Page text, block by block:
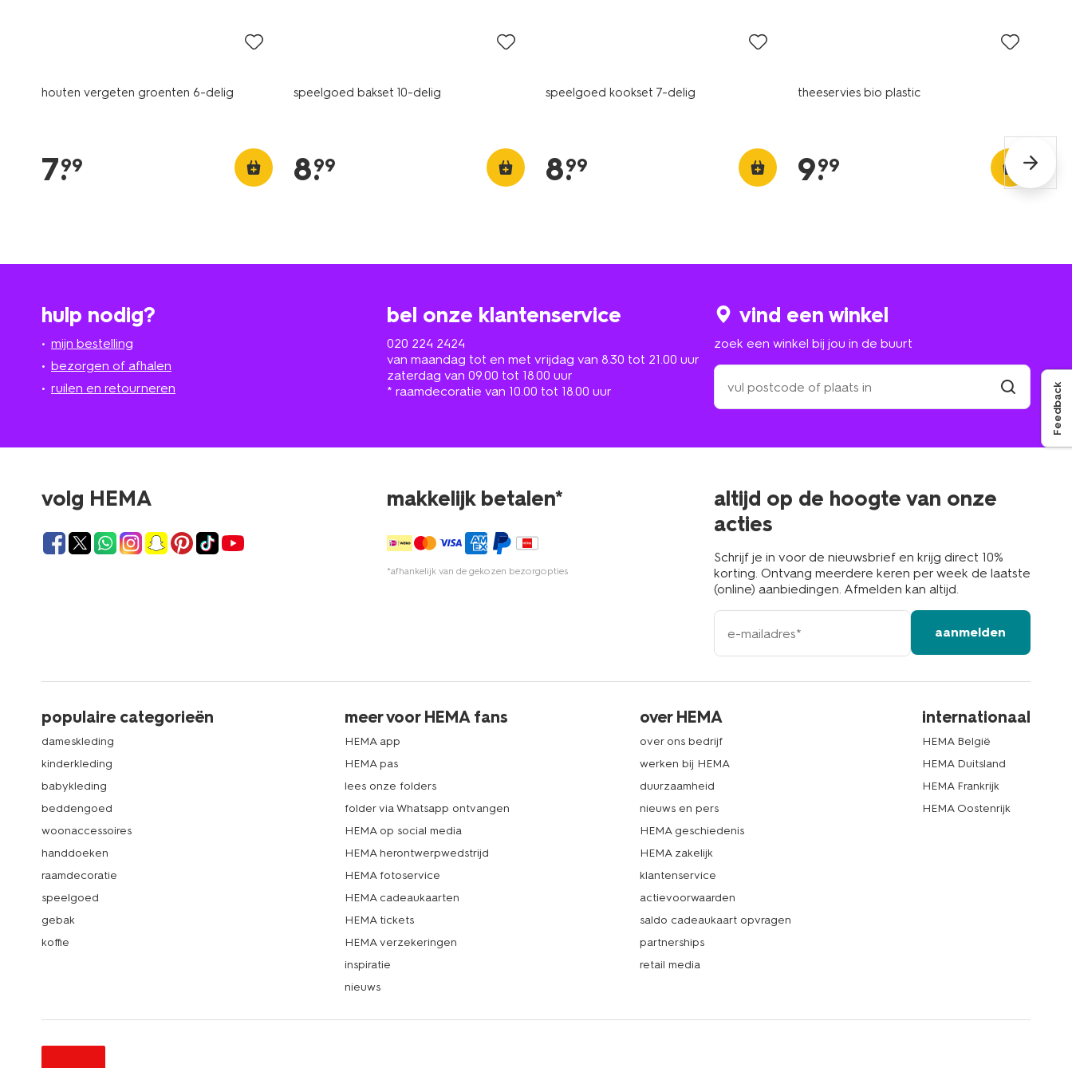
houten vergeten groenten 6-delig
7.
99
speelgoed bakset 10-delig
8.
99
speelgoed kookset 7-delig
8.
99
theeservies bio plastic
9.
99
hulp nodig?
mijn bestelling
bezorgen of afhalen
ruilen en retourneren
bel onze klantenservice
020 224 2424
van maandag tot en met vrijdag van 8.30 tot 21.00 uur
zaterdag van 09.00 tot 18.00 uur
* raamdecoratie van 10.00 tot 18.00 uur
vind een winkel
zoek een winkel bij jou in de buurt
zoek
een
winkel
in
volg HEMA makkelijk betalen*
*afhankelijk van de gekozen bezorgopties
altijd op de hoogte van onze
acties
Schrijf je in voor de nieuwsbrief en krijg direct 10%
korting. Ontvang meerdere keren per week de laatste
(online) aanbiedingen. Afmelden kan altijd.
e-
mailadres
aanmelden
populaire categorieën
dameskleding
kinderkleding
babykleding
beddengoed
woonaccessoires
handdoeken
raamdecoratie
speelgoed
gebak
koffie
meer voor HEMA fans
HEMA app
HEMA pas
lees onze folders
folder via Whatsapp ontvangen
HEMA op social media
HEMA herontwerpwedstrijd
HEMA fotoservice
HEMA cadeaukaarten
HEMA tickets
HEMA verzekeringen
inspiratie
nieuws
over HEMA
over ons bedrijf
werken bij HEMA
duurzaamheid
nieuws en pers
HEMA geschiedenis
HEMA zakelijk
klantenservice
actievoorwaarden
saldo cadeaukaart opvragen
partnerships
retail media
internationaal
HEMA België
HEMA Duitsland
HEMA Frankrijk
HEMA Oostenrijk
Feedback